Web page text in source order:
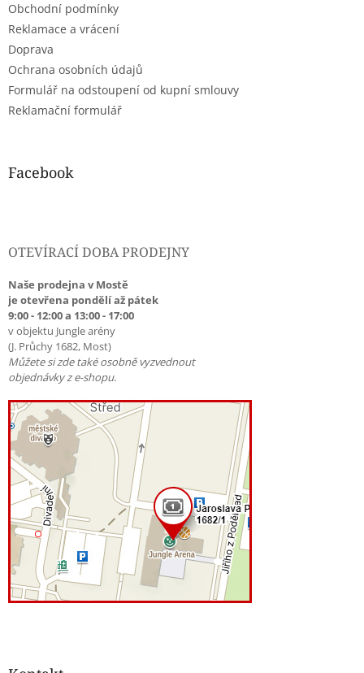
Obchodní podmínky
Reklamace a vrácení
Doprava
Ochrana osobních údajů
Formulář na odstoupení od kupní smlouvy
Reklamační formulář
Facebook
OTEVÍRACÍ DOBA PRODEJNY
Naše prodejna v Mostě
je otevřena pondělí až pátek
9:00 - 12:00 a 13:00 - 17:00
v objektu Jungle arény
(J. Průchy 1682, Most)
Můžete si zde také osobně vyzvednout
objednávky z e-shopu.